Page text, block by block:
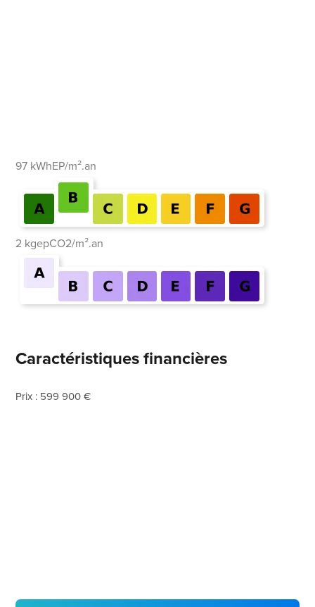
97 kWhEP/m².an
2 kgepCO2/m².an
Caractéristiques financières
Prix : 599 900 €